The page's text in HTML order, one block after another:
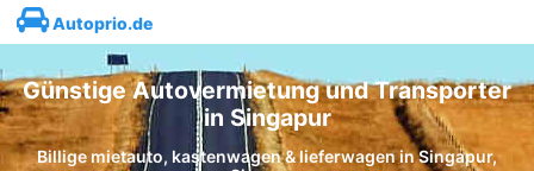
Autoprio.de
Günstige Autovermietung und Transporter
in Singapur
Billige mietauto, kastenwagen & lieferwagen in Singapur,